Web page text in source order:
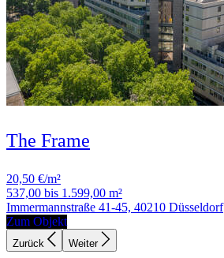
The Frame
20,50 €/m²
537,00 bis 1.599,00 m²
Immermannstraße 41-45, 40210 Düsseldorf
Zum Objekt
Zurück Weiter